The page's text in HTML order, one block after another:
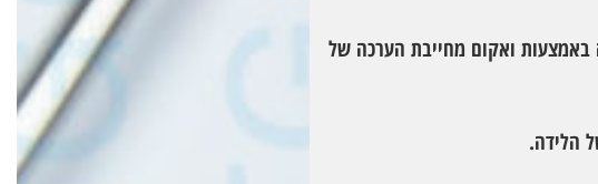
באמצעות ואקום מחייבת הערכה של
הלידה.